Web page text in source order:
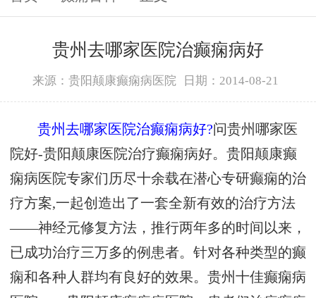
贵州去哪家医院治癫痫病好
来源：贵阳颠康癫痫病医院 日期：2014-08-21
贵州去哪家医院治癫痫病好?问贵州哪家医
院好-贵阳颠康医院治疗癫痫病好。贵阳颠康癫
痫病医院专家们历尽十余载在潜心专研癫痫的治
疗方案,一起创造出了一套全新有效的治疗方法
——神经元修复方法，推行两年多的时间以来，
已成功治疗三万多的例患者。针对各种类型的癫
痫和各种人群均有良好的效果。贵州十佳癫痫病